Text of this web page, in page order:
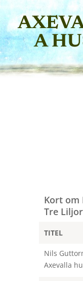
A
Kort om
Tre Liljor
TITEL
Nils
Axevalla